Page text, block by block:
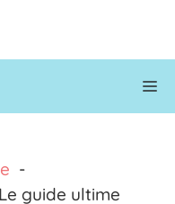
guide ultime